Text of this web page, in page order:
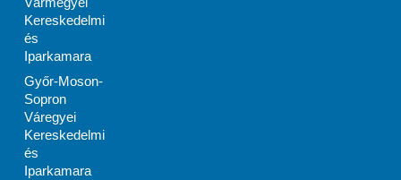
Kereskedelmi
és
Iparkamara
Győr-Moson-
Sopron
Váregyei
Kereskedelmi
és
Iparkamara